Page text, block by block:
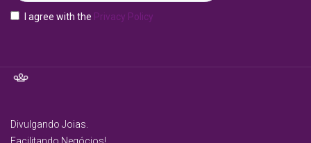
I agree with the Privacy Policy
Divulgando Joias.